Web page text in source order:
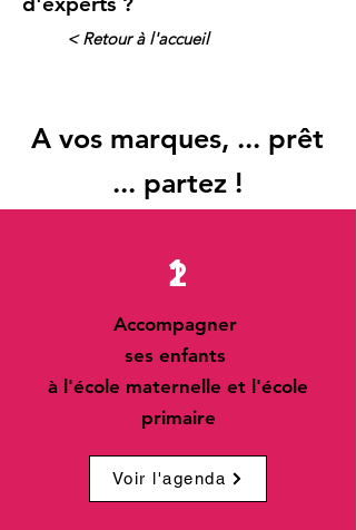
< Retour à l'accueil
A vos marques, ... prêt
... partez !
2
1
Accompagner
ses enfants
à l'école maternelle et l'école
primaire
Voir l'agenda